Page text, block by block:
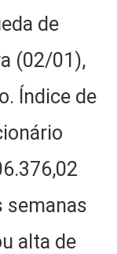
de
(02/01),
Índice de
semanas
alta de